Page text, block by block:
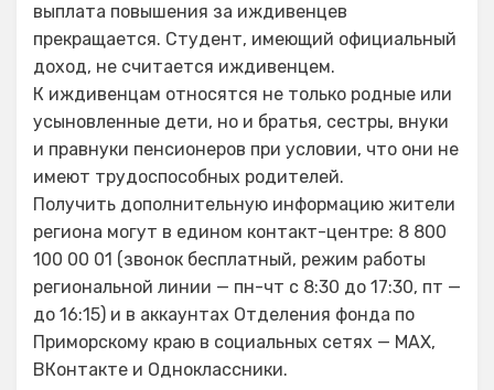
выплата повышения за иждивенцев
прекращается. Студент, имеющий официальный
доход, не считается иждивенцем.
К иждивенцам относятся не только родные или
усыновленные дети, но и братья, сестры, внуки
и правнуки пенсионеров при условии, что они не
имеют трудоспособных родителей.
Получить дополнительную информацию жители
региона могут в едином контакт-центре: 8 800
100 00 01 (звонок бесплатный, режим работы
региональной линии — пн-чт с 8:30 до 17:30, пт —
до 16:15) и в аккаунтах Отделения фонда по
Приморскому краю в социальных сетях — MAX,
ВКонтакте и Одноклассники.